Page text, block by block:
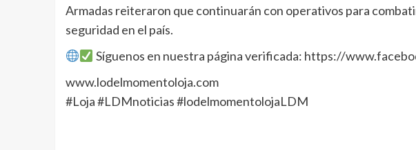
Armadas reiteraron que continuarán con operativos para
seguridad en el país.
Síguenos en nuestra página verificada: https://
www.lodelmomentoloja.com
#Loja #LDMnoticias #lodelmomentolojaLDM